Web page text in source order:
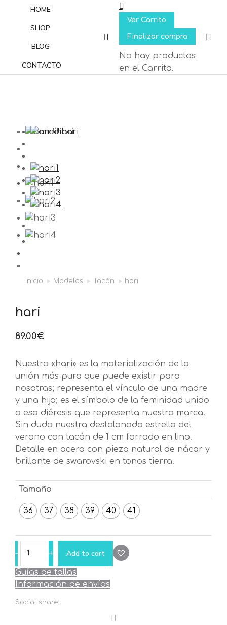
HOME
SHOP
BLOG
CONTACTO
Buscar:
Ver Carrito
Finalizar compra
No hay productos
en el Carrito.
Estás aquí:
Inicio Modelos Tacón hari
hari
89.00€
Nuestra «hari» es la materialización de la
unión más pura que puede existir para
nosotras; representa el vínculo de una madre
y una hija; es el símbolo de la feminidad unido
a esa diéresis que representa nuestra marca.
Sin duda nuestra destalonada estrella del
verano con tacón de 1 cm forrado en lino.
Detalle en acero con pieza natural de nácar y
brillante de swarovski en tonos tierra.
Tamaño
36 37 38 39 40 41
quantity
Add to cart
Guías de tallas
Información de envíos
Social share: